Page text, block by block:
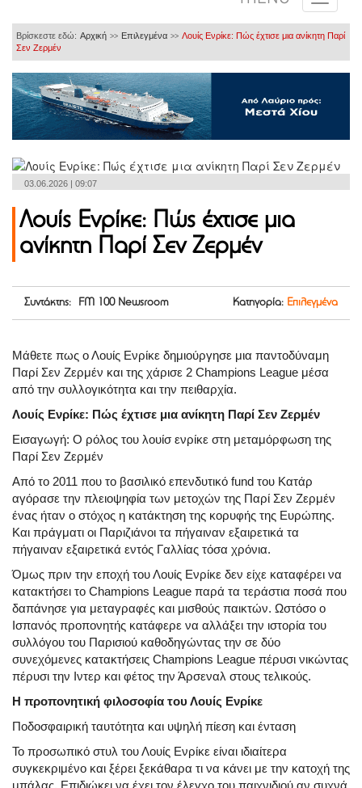
Βρίσκεστε εδώ: Αρχική >> Επιλεγμένα >> Λουίς Ενρίκε: Πώς έχτισε μια ανίκητη Παρί
Σεν Ζερμέν
03.06.2026 | 09:07
Λουίς Ενρίκε: Πώς έχτισε μια
ανίκητη Παρί Σεν Ζερμέν
Συντάκτης: FM 100 Newsroom Κατηγορία: Επιλεγμένα
Μάθετε πως ο Λουίς Ενρίκε δημιούργησε μια παντοδύναμη
Παρί Σεν Ζερμέν και της χάρισε 2 Champions League μέσα
από την συλλογικότητα και την πειθαρχία.
Λουίς Ενρίκε: Πώς έχτισε μια ανίκητη Παρί Σεν Ζερμέν
Εισαγωγή: Ο ρόλος του λουίσ ενρίκε στη μεταμόρφωση της
Παρί Σεν Ζερμέν
Από το 2011 που το βασιλικό επενδυτικό fund του Κατάρ
αγόρασε την πλειοψηφία των μετοχών της Παρί Σεν Ζερμέν
ένας ήταν ο στόχος η κατάκτηση της κορυφής της Ευρώπης.
Και πράγματι οι Παριζιάνοι τα πήγαιναν εξαιρετικά τα
πήγαιναν εξαιρετικά εντός Γαλλίας τόσα χρόνια.
Όμως πριν την εποχή του Λουίς Ενρίκε δεν είχε καταφέρει να
κατακτήσει το Champions League παρά τα τεράστια ποσά που
δαπάνησε για μεταγραφές και μισθούς παικτών. Ωστόσο ο
Ισπανός προπονητής κατάφερε να αλλάξει την ιστορία του
συλλόγου του Παρισιού καθοδηγώντας την σε δύο
συνεχόμενες κατακτήσεις Champions League πέρυσι νικώντας
πέρυσι την Ιντερ και φέτος την Άρσεναλ στους τελικούς.
Η προπονητική φιλοσοφία του Λουίς Ενρίκε
Ποδοσφαιρική ταυτότητα και υψηλή πίεση και ένταση
Το προσωπικό στυλ του Λουίς Ενρίκε είναι ιδιαίτερα
συγκεκριμένο και ξέρει ξεκάθαρα τι να κάνει με την κατοχή της
μπάλας. Επιδιώκει να έχει τον έλεγχο του παιχνιδιού αν συχνά